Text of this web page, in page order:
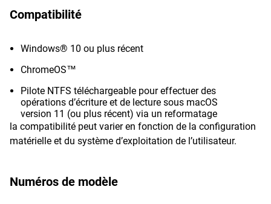
Compatibilité
Windows® 10 ou plus récent
ChromeOS™
Pilote NTFS téléchargeable pour effectuer des
opérations d’écriture et de lecture sous macOS
version 11 (ou plus récent) via un reformatage
la compatibilité peut varier en fonction de la configuration
matérielle et du système d’exploitation de l’utilisateur.
Numéros de modèle